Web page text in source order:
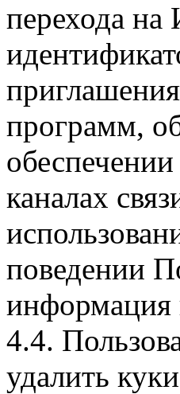
перехода на
программ,
каналах
поведении
информация
4.4.
удалить